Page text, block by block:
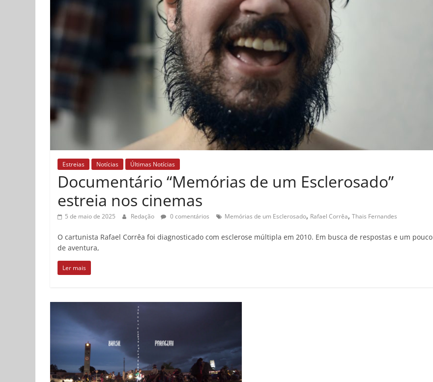
Estreias Notícias Últimas Notícias
Documentário “Memórias de um Esclerosado”
estreia nos cinemas
5 de maio de 2025 Redação 0 comentários Memórias de um Esclerosado, Rafael Corrêa, Thais Fernandes
O cartunista Rafael Corrêa foi diagnosticado com esclerose múltipla em 2010. Em busca de respostas e um pouco
de aventura,
Ler mais